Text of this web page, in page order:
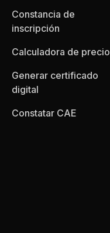
Constancia de
inscripción
Calculadora de precio
Generar certificado
digital
Constatar CAE